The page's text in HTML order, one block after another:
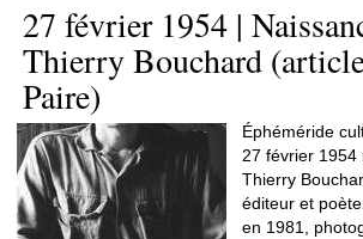
27 février 1954 |
Thierry Bouchard
Paire)
Éphéméride
27 février
Thierry
éditeur et
en 1981,